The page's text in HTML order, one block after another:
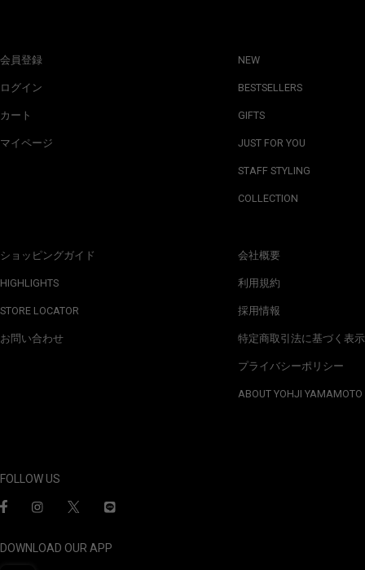
会員登録
ログイン
カート
マイページ
ショッピングガイド
HIGHLIGHTS
STORE LOCATOR
お問い合わせ
NEW
BESTSELLERS
GIFTS
JUST FOR YOU
STAFF STYLING
COLLECTION
会社概要
利用規約
採用情報
特定商取引法に基づく表示
プライバシーポリシー
ABOUT YOHJI YAMAMOTO
FOLLOW US
DOWNLOAD OUR APP